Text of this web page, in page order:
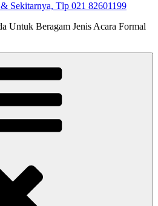
Sekitarnya, Tlp 021 82601199
Untuk Beragam Jenis Acara Formal